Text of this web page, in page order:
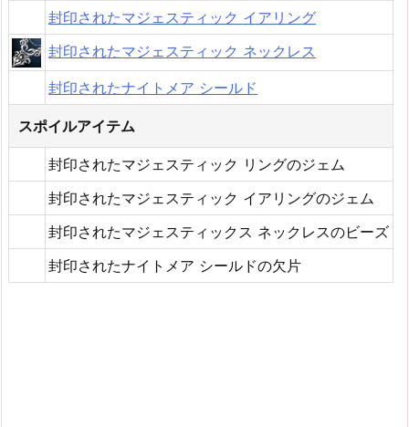
封印されたマジェスティック イアリング
封印されたマジェスティック ネックレス
封印されたナイトメア シールド
スポイルアイテム
封印されたマジェスティック リングのジェム
封印されたマジェスティック イアリングのジェム
封印されたマジェスティックス ネックレスのビーズ
封印されたナイトメア シールドの欠片